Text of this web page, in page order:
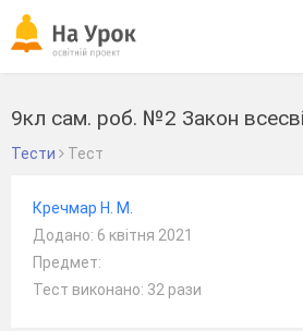
9кл сам. роб. №2 Закон
Тести Тест
Кречмар Н. М.
Додано: 6 квітня 2021
Предмет:
Тест виконано: 32 рази